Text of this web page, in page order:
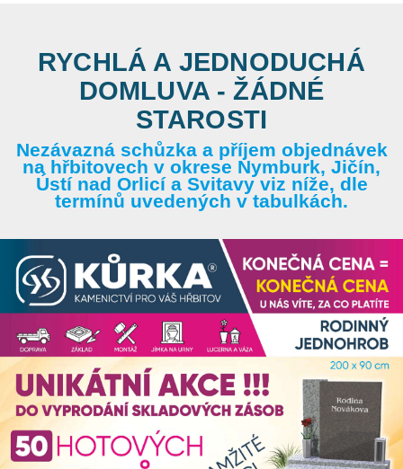
RYCHLÁ A JEDNODUCHÁ
DOMLUVA - ŽÁDNÉ
STAROSTI
Nezávazná schůzka a příjem objednávek
na hřbitovech v okrese Nymburk, Jičín,
Ústí nad Orlicí a Svitavy viz níže, dle
termínů uvedených v tabulkách.